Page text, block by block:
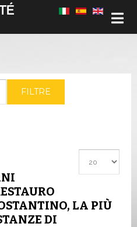
FILTRE
LA PIÙ
DI